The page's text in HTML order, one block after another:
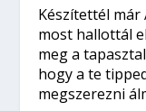
Készítettél
most hallottál
meg a
hogy a te
megszerezni